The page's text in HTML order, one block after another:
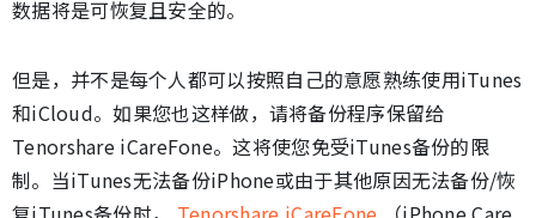
数据将是可恢复且安全的。
但是，并不是每个人都可以按照自己的意愿熟练使用iTunes
和iCloud。如果您也这样做，请将备份程序保留给
Tenorshare iCareFone。这将使您免受iTunes备份的限
制。当iTunes无法备份iPhone或由于其他原因无法备份/恢